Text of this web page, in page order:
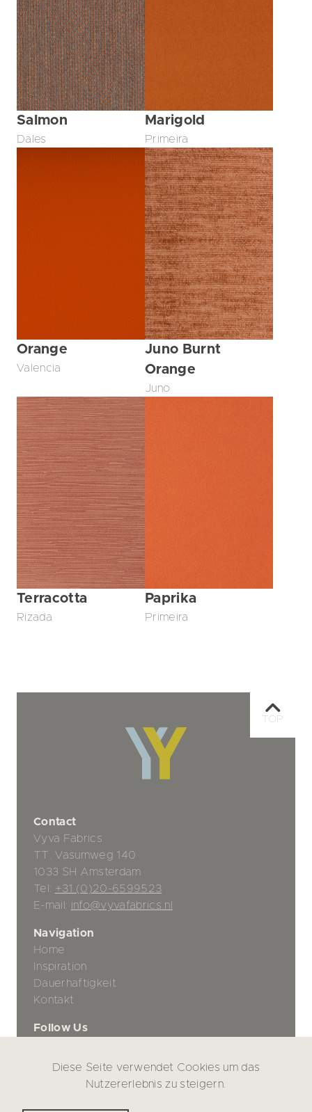
Salmon
Dales
Marigold
Primeira
Orange
Valencia
Juno Burnt
Orange
Juno
Terracotta
Rizada
Paprika
Primeira
Contact
Vyva Fabrics
TT. Vasumweg 140
1033 SH Amsterdam
Tel: +31 (0)20-6599523
E-mail: info@vyvafabrics.nl
Navigation
Home
Inspiration
Dauerhaftigkeit
Kontakt
Follow Us
Datenschutz-Bestimmungen
TOP
Diese Seite verwendet Cookies um das
Nutzererlebnis zu steigern.